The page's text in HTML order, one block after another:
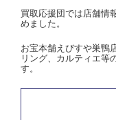
買取応援団では店舗情
めました。
お宝本舗えびすや巣鴨
リング、カルティエ等
す。